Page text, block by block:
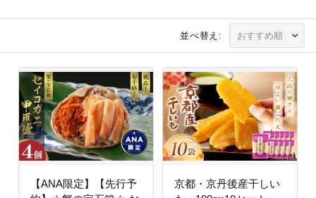
並べ替え:
【ANA限定】【先行予
京都・京丹後産干しい